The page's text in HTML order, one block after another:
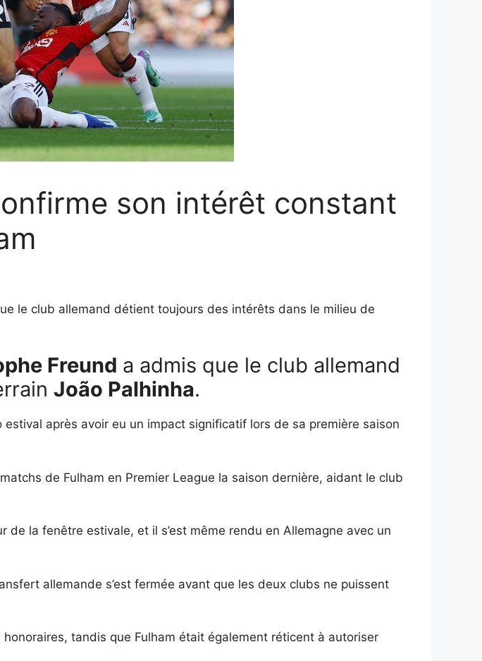
son intérêt constant
le club allemand détient toujours des intérêts dans le milieu de
Freund a admis que le club allemand
João Palhinha.
après avoir eu un impact significatif lors de sa première saison
de Fulham en Premier League la saison dernière, aidant le club
la fenêtre estivale, et il s’est même rendu en Allemagne avec un
allemande s’est fermée avant que les deux clubs ne puissent
tandis que Fulham était également réticent à autoriser